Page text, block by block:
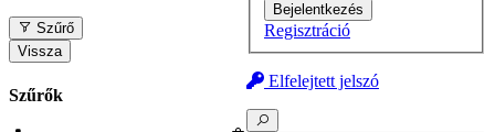
Bejelentkezés
Regisztráció
Elfelejtett jelszó
Szűrő
Vissza
Szűrők